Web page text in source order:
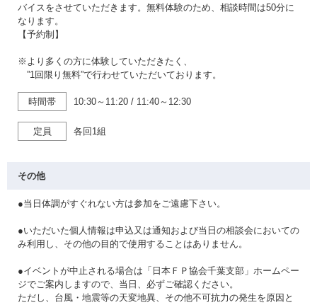
バイスをさせていただきます。無料体験のため、相談時間は50分に
なります。
【予約制】
※より多くの方に体験していただきたく、
”1回限り無料”で行わせていただいております。
時間帯 10:30～11:20 / 11:40～12:30
定員 各回1組
その他
●当日体調がすぐれない方は参加をご遠慮下さい。
●いただいた個人情報は申込又は通知および当日の相談会においての
み利用し、その他の目的で使用することはありません。
●イベントが中止される場合は「日本ＦＰ協会千葉支部」ホームペー
ジでご案内しますので、当日、必ずご確認ください。
ただし、台風・地震等の天変地異、その他不可抗力の発生を原因と